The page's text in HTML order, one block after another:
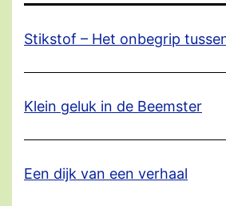
Stikstof – Het onbegrip
Klein geluk in de Beemster
Een dijk van een verhaal